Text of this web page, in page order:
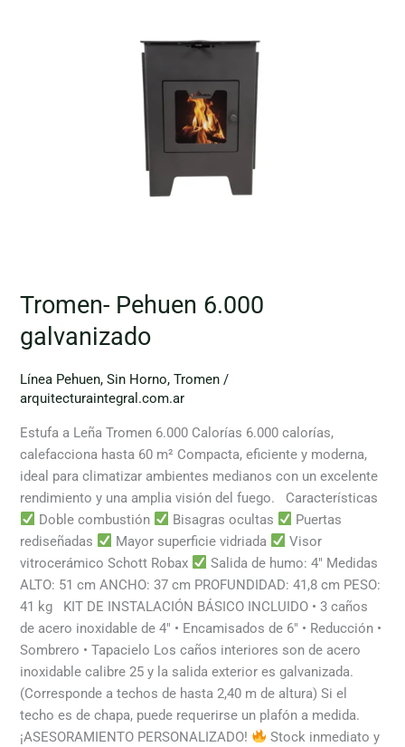
Tromen- Pehuen 6.000
galvanizado
Línea Pehuen,Sin Horno,Tromen /
arquitecturaintegral.com.ar
Estufa a Leña Tromen 6.000 Calorías 6.000 calorías,
calefacciona hasta 60 m² Compacta, eficiente y moderna,
ideal para climatizar ambientes medianos con un excelente
rendimiento y una amplia visión del fuego. Características
Doble combustión
Bisagras ocultas
Puertas
rediseñadas
Mayor superficie vidriada
Visor
vitrocerámico Schott Robax
Salida de humo: 4″ Medidas
ALTO: 51 cm ANCHO: 37 cm PROFUNDIDAD: 41,8 cm PESO:
41 kg KIT DE INSTALACIÓN BÁSICO INCLUIDO • 3 caños
de acero inoxidable de 4″ • Encamisados de 6″ • Reducción •
Sombrero • Tapacielo Los caños interiores son de acero
inoxidable calibre 25 y la salida exterior es galvanizada.
(Corresponde a techos de hasta 2,40 m de altura) Si el
techo es de chapa, puede requerirse un plafón a medida.
¡ASESORAMIENTO PERSONALIZADO!
Stock inmediato y